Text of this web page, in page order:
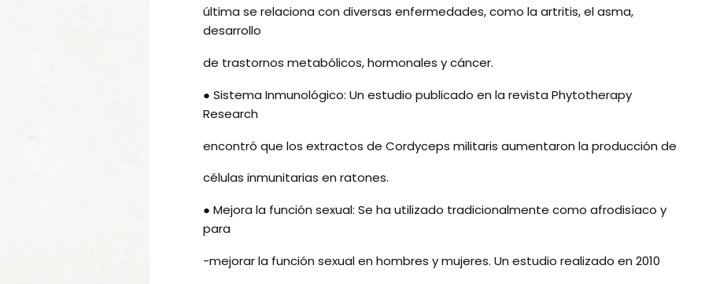
última se relaciona con diversas enfermedades, como la artritis, el asma,
desarrollo
de trastornos metabólicos, hormonales y cáncer.
● Sistema Inmunológico: Un estudio publicado en la revista Phytotherapy
Research
encontró que los extractos de Cordyceps militaris aumentaron la producción de
células inmunitarias en ratones.
● Mejora la función sexual: Se ha utilizado tradicionalmente como afrodisíaco y
para
-mejorar la función sexual en hombres y mujeres. Un estudio realizado en 2010